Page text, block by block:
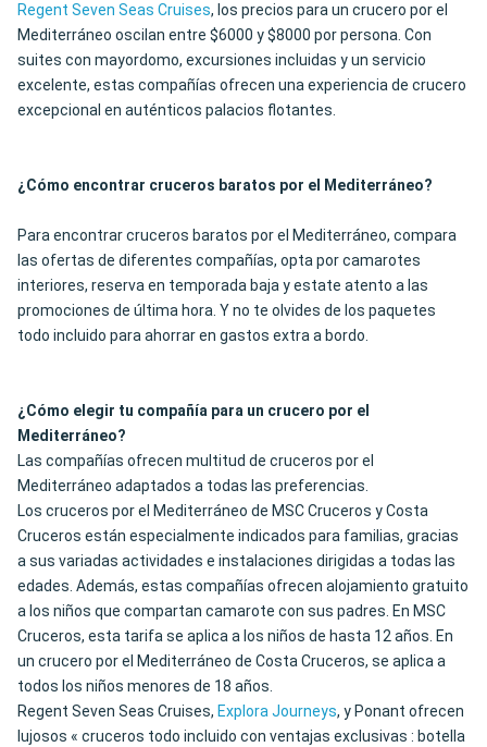
Regent Seven Seas Cruises, los precios para un crucero por el
Mediterráneo oscilan entre $6000 y $8000 por persona. Con
suites con mayordomo, excursiones incluidas y un servicio
excelente, estas compañías ofrecen una experiencia de crucero
excepcional en auténticos palacios flotantes.
¿Cómo encontrar cruceros baratos por el Mediterráneo?
Para encontrar cruceros baratos por el Mediterráneo, compara
las ofertas de diferentes compañías, opta por camarotes
interiores, reserva en temporada baja y estate atento a las
promociones de última hora. Y no te olvides de los paquetes
todo incluido para ahorrar en gastos extra a bordo.
¿Cómo elegir tu compañía para un crucero por el
Mediterráneo?
Las compañías ofrecen multitud de cruceros por el
Mediterráneo adaptados a todas las preferencias.
Los cruceros por el Mediterráneo de MSC Cruceros y Costa
Cruceros están especialmente indicados para familias, gracias
a sus variadas actividades e instalaciones dirigidas a todas las
edades. Además, estas compañías ofrecen alojamiento gratuito
a los niños que compartan camarote con sus padres. En MSC
Cruceros, esta tarifa se aplica a los niños de hasta 12 años. En
un crucero por el Mediterráneo de Costa Cruceros, se aplica a
todos los niños menores de 18 años.
Regent Seven Seas Cruises, Explora Journeys, y Ponant ofrecen
lujosos « cruceros todo incluido con ventajas exclusivas : botella